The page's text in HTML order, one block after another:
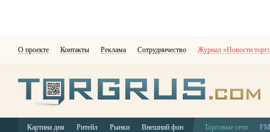
О проекте Контакты Реклама Сотрудничество Журнал «Новости
Картина дня Ритейл Рынки Внешний фон Торговые сети